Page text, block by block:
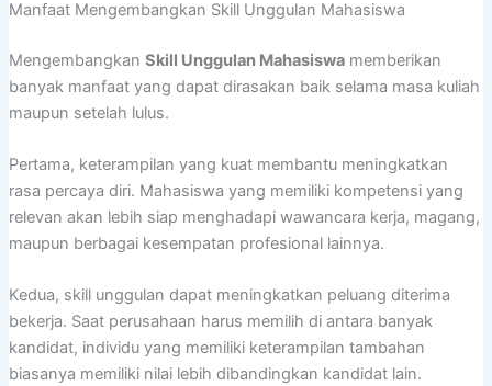
Manfaat Mengembangkan Skill Unggulan Mahasiswa
Mengembangkan Skill Unggulan Mahasiswamemberikan
banyak manfaat yang dapat dirasakan baik selama masa kuliah
maupun setelah lulus.
Pertama, keterampilan yang kuat membantu meningkatkan
rasa percaya diri. Mahasiswa yang memiliki kompetensi yang
relevan akan lebih siap menghadapi wawancara kerja, magang,
maupun berbagai kesempatan profesional lainnya.
Kedua, skill unggulan dapat meningkatkan peluang diterima
bekerja. Saat perusahaan harus memilih di antara banyak
kandidat, individu yang memiliki keterampilan tambahan
biasanya memiliki nilai lebih dibandingkan kandidat lain.